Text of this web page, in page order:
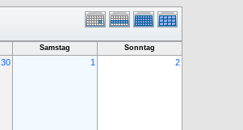
Samstag Sonntag
30 1 2